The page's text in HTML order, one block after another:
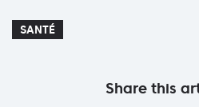
SANTÉ
Share this